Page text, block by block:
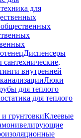
для
Диспенсеры
сантехнические,
внутренней
Люки
для теплого
для теплого
грунтовкиКлеевые